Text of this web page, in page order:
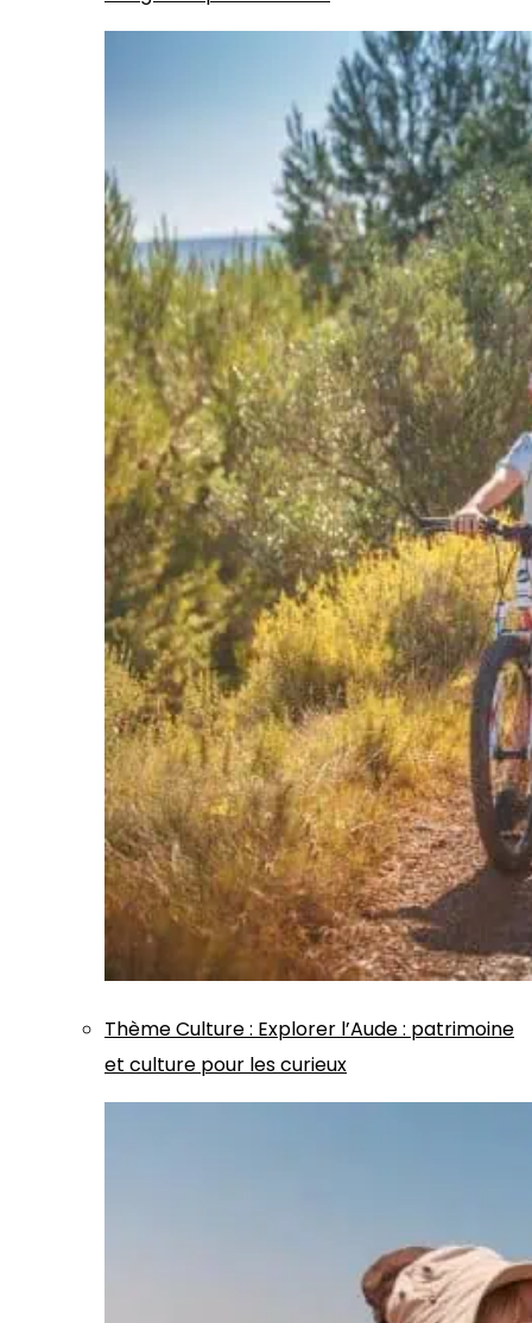
ThèmeCulture: Explorer l’Aude : patrimoine
et culture pour les curieux